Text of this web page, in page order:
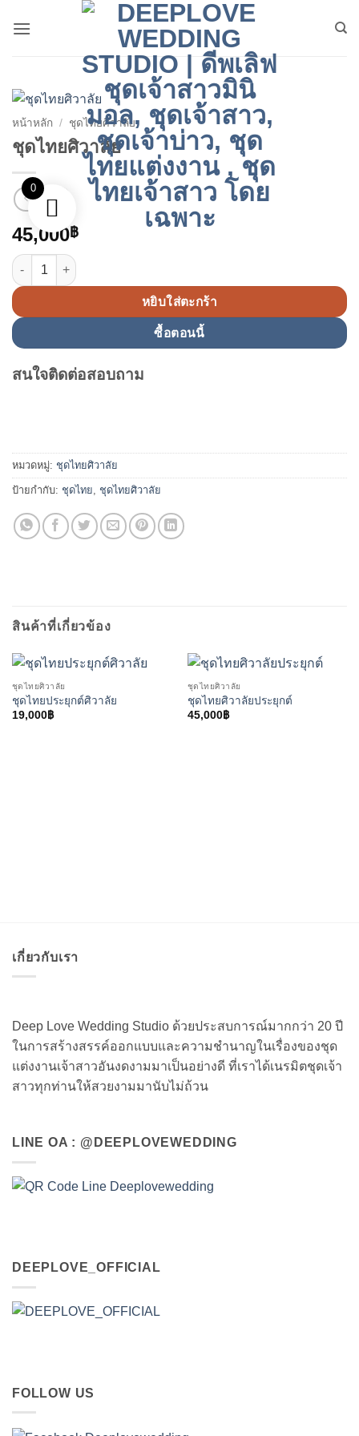
หน้าหลัก / ชุดไทยศิวาลัย
ชุดไทยศิวาลัย
45,000฿
จำนวน ชุดไทยศิวาลัย ชิ้น
หยิบใส่ตะกร้า
ซื้อตอนนี้
สนใจติดต่อสอบถาม
หมวดหมู่: ชุดไทยศิวาลัย
ป้ายกำกับ: ชุดไทย, ชุดไทยศิวาลัย
สินค้าที่เกี่ยวข้อง
ชุดไทยศิวาลัย
ชุดไทยประยุกต์ศิวาลัย
19,000฿
ชุดไทยศิวาลัย
ชุดไทยศิวาลัยประยุกต์
45,000฿
เกี่ยวกับเรา
Deep Love Wedding Studio ด้วยประสบการณ์มากกว่า 20 ปี
ในการสร้างสรรค์ออกแบบและความชำนาญในเรื่องของชุด
แต่งงานเจ้าสาวอันงดงามมาเป็นอย่างดี ที่เราได้เนรมิตชุดเจ้า
สาวทุกท่านให้สวยงามมานับไม่ถ้วน
LINE OA : @DEEPLOVEWEDDING
DEEPLOVE_OFFICIAL
FOLLOW US
0